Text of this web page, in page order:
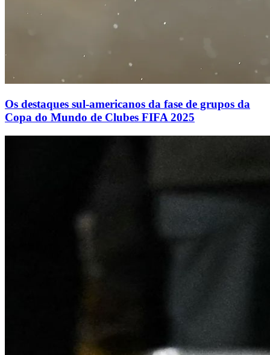
Os destaques sul-americanos da fase de grupos da
Copa do Mundo de Clubes FIFA 2025